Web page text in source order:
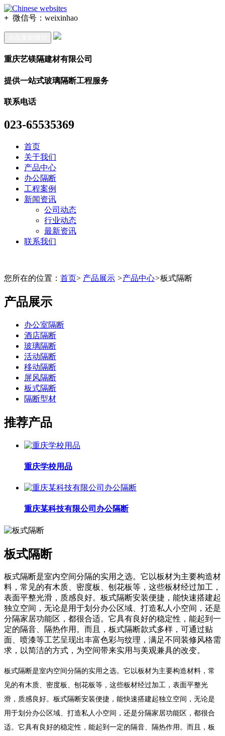
+ 微信号： weixinhao
重庆艺镁隔建材有限公司
提供一站式玻璃隔断工程服务
联系电话
023-65535369
首页
关于我们
产品中心
办公隔断
工程案例
新闻资讯
公司动态
行业动态
最新资讯
联系我们
您所在的位置： 首页> 产品展示 >产品中心>板式隔断
产品展示
办公室隔断
酒店隔断
玻璃隔断
活动隔断
移动隔断
屏风隔断
板式隔断
隔断型材
推荐产品
重庆学校用品
重庆某科技有限公司办公隔断
板式隔断
板式隔断是室内空间分隔的实用之选。它以板材为主要构造材
料，常见的有木质、密度板、刨花板等，这些板材经过加工，
表面平整光滑，质感良好。板式隔断安装便捷，能快速搭建起
独立空间，无论是用于划分办公区域、打造私人小空间，还是
分隔家居功能区，都很合适。它具有良好的稳定性，能起到一
定的隔音、隔热作用。而且，板式隔断款式多样，可通过贴
面、喷漆等工艺呈现出丰富色彩与纹理，满足不同装修风格需
求，以简洁的方式，为空间带来实用与美观兼具的改变。
板式隔断是室内空间分隔的实用之选。它以板材为主要构造材料，常
见的有木质、密度板、刨花板等，这些板材经过加工，表面平整光
滑，质感良好。板式隔断安装便捷，能快速搭建起独立空间，无论是
用于划分办公区域、打造私人小空间，还是分隔家居功能区，都很合
适。它具有良好的稳定性，能起到一定的隔音、隔热作用。而且，板